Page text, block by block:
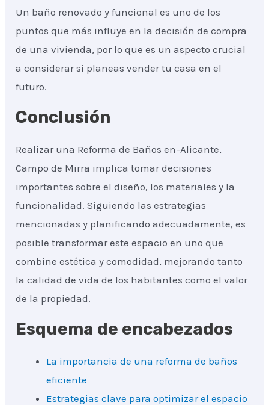
Un baño renovado y funcional es uno de los
puntos que más influye en la decisión de compra
de una vivienda, por lo que es un aspecto crucial
a considerar si planeas vender tu casa en el
futuro.
Conclusión
Realizar una Reforma de Baños en-Alicante,
Campo de Mirra implica tomar decisiones
importantes sobre el diseño, los materiales y la
funcionalidad. Siguiendo las estrategias
mencionadas y planificando adecuadamente, es
posible transformar este espacio en uno que
combine estética y comodidad, mejorando tanto
la calidad de vida de los habitantes como el valor
de la propiedad.
Esquema de encabezados
La importancia de una reforma de baños
eficiente
Estrategias clave para optimizar el espacio